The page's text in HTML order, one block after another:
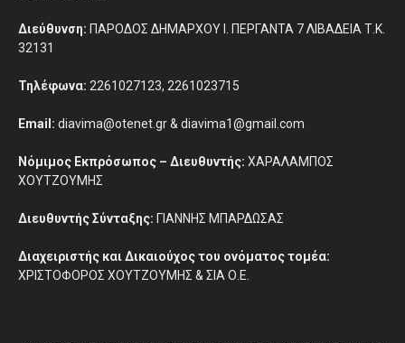
Διεύθυνση: ΠΑΡΟΔΟΣ ΔΗΜΑΡΧΟΥ Ι. ΠΕΡΓΑΝΤΑ 7 ΛΙΒΑΔΕΙΑ Τ.Κ.
32131
Τηλέφωνα: 2261027123, 2261023715
Email: diavima@otenet.gr & diavima1@gmail.com
Νόμιμος Εκπρόσωπος – Διευθυντής: ΧΑΡΑΛΑΜΠΟΣ
ΧΟΥΤΖΟΥΜΗΣ
Διευθυντής Σύνταξης: ΓΙΑΝΝΗΣ ΜΠΑΡΔΩΣΑΣ
Διαχειριστής και Δικαιούχος του ονόματος τομέα:
ΧΡΙΣΤΟΦΟΡΟΣ ΧΟΥΤΖΟΥΜΗΣ & ΣΙΑ Ο.Ε.